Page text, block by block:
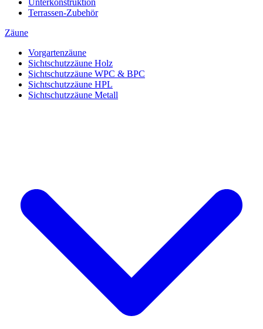
Unterkonstruktion
Terrassen-Zubehör
Zäune
Vorgartenzäune
Sichtschutzzäune Holz
Sichtschutzzäune WPC & BPC
Sichtschutzzäune HPL
Sichtschutzzäune Metall